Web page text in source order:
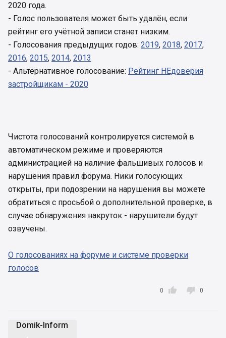
2020 года.
- Голос пользователя может быть удалён, если
рейтинг его учётной записи станет низким.
- Голосования предыдущих годов: 2019, 2018, 2017,
2016, 2015, 2014, 2013
- Альтернативное голосование: Рейтинг НЕдоверия
застройщикам - 2020
Чистота голосований контролируется системой в
автоматическом режиме и проверяются
администрацией на наличие фальшивых голосов и
нарушения правил форума. Ники голосующих
открыты, при подозрении на нарушения вы можете
обратиться с просьбой о дополнительной проверке, в
случае обнаружения накруток - нарушители будут
озвучены.
О голосованиях на форуме и системе проверки
голосов

0  0
Domik-Inform